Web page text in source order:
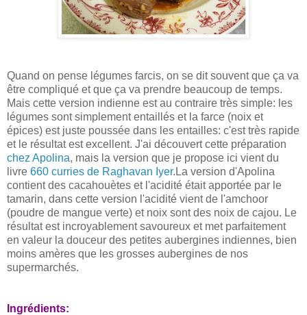
Quand on pense légumes farcis, on se dit souvent que ça va
être compliqué et que ça va prendre beaucoup de temps.
Mais cette version indienne est au contraire très simple: les
légumes sont simplement entaillés et la farce (noix et
épices) est juste poussée dans les entailles: c'est très rapide
et le résultat est excellent. J'ai découvert cette préparation
chez Apolina, mais la version que je propose ici vient du
livre 660 curries de Raghavan Iyer.La version d'Apolina
contient des cacahouètes et l'acidité était apportée par le
tamarin, dans cette version l'acidité vient de l'amchoor
(poudre de mangue verte) et noix sont des noix de cajou. Le
résultat est incroyablement savoureux et met parfaitement
en valeur la douceur des petites aubergines indiennes, bien
moins amères que les grosses aubergines de nos
supermarchés.
Ingrédients: